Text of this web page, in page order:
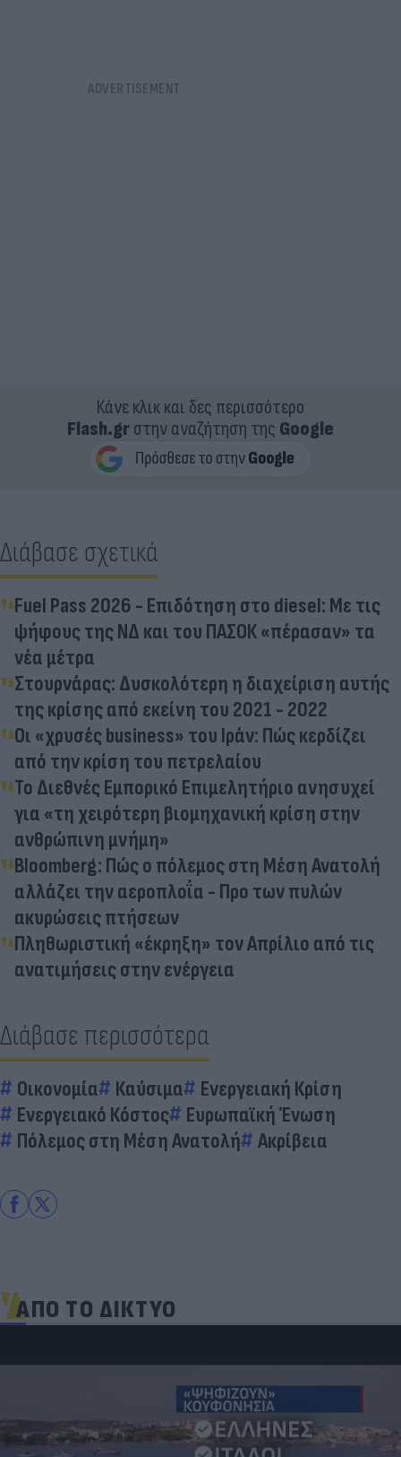
Κάνε κλικ και δες περισσότερο
Flash.grστην αναζήτηση της Google
Διάβασε σχετικά
Fuel Pass 2026 - Επιδότηση στο diesel: Με τις
ψήφους της ΝΔ και του ΠΑΣΟΚ «πέρασαν» τα
νέα μέτρα
Στουρνάρας: Δυσκολότερη η διαχείριση αυτής
της κρίσης από εκείνη του 2021 - 2022
Οι «χρυσές business» του Ιράν: Πώς κερδίζει
από την κρίση του πετρελαίου
Το Διεθνές Εμπορικό Επιμελητήριο ανησυχεί
για «τη χειρότερη βιομηχανική κρίση στην
ανθρώπινη μνήμη»
Bloomberg: Πώς ο πόλεμος στη Μέση Ανατολή
αλλάζει την αεροπλοΐα - Προ των πυλών
ακυρώσεις πτήσεων
Πληθωριστική «έκρηξη» τον Απρίλιο από τις
ανατιμήσεις στην ενέργεια
Διάβασε περισσότερα
Οικονομία Καύσιμα
Ενεργειακή Κρίση
Ενεργειακό Κόστος
Ευρωπαϊκή Ένωση
Πόλεμος στη Μέση Ανατολή
Ακρίβεια
ΑΠΟ ΤΟ ΔΙΚΤΥΟ